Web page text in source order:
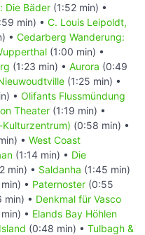
Die Bäder (1:52 min) •
min) • C. Louis Leipoldt,
• Cedarberg Wanderung:
(1:00 min) •
(1:23 min) • Aurora (0:49
(1:25 min) •
• Olifants Flussmündung
Theater (1:19 min) •
(0:58 min) •
• West Coast
(1:14 min) • Die
min) • Saldanha (1:45 min)
• Paternoster (0:55
min) • Denkmal für Vasco
• Elands Bay Höhlen
(0:48 min) • Tulbagh &